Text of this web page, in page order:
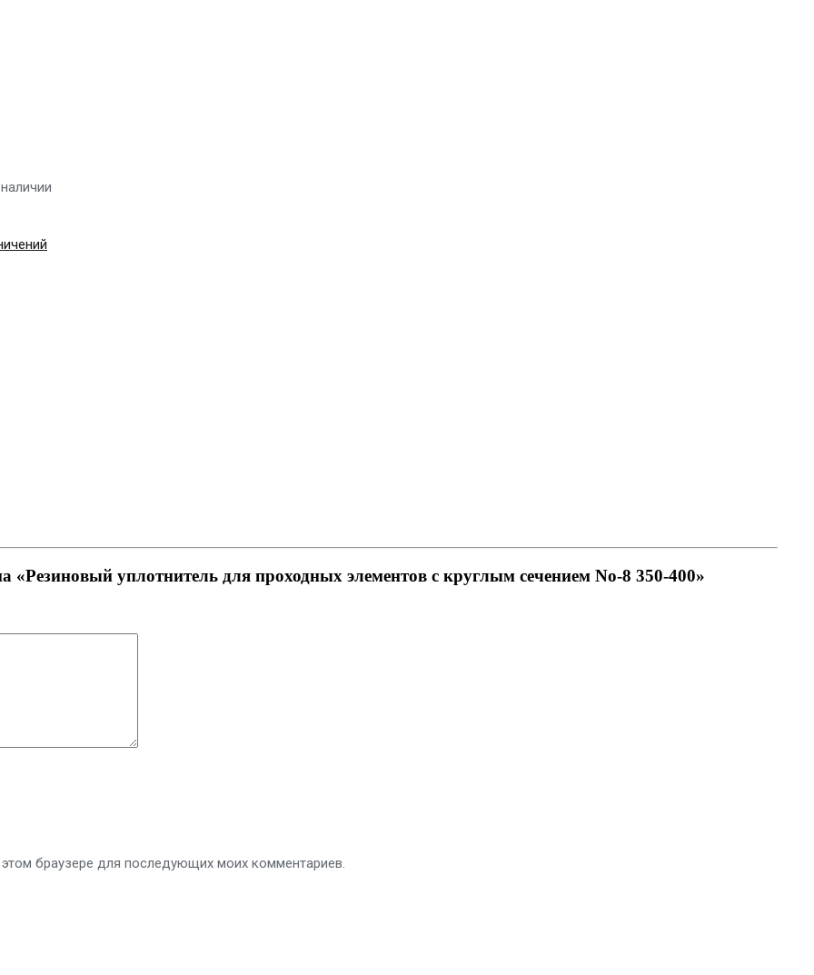
«Резиновый уплотнитель для проходных элементов с круглым сечением No-8 350-400»
этом браузере для последующих моих комментариев.